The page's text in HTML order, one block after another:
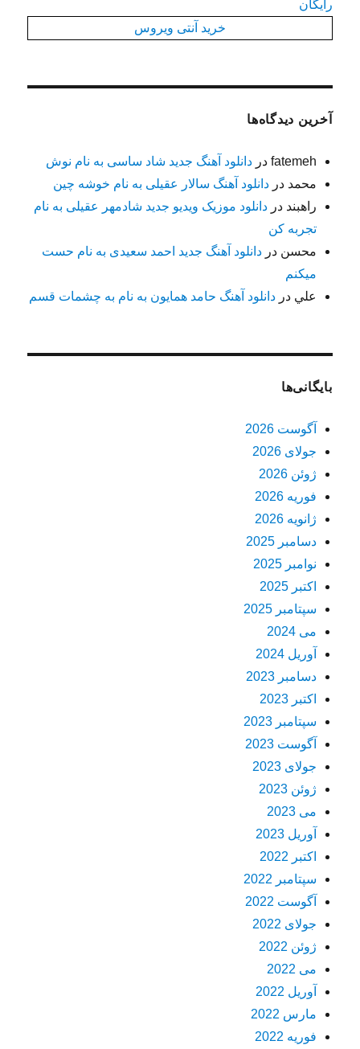
رایگان
خرید آنتی ویروس
آخرین دیدگاه‌ها
fatemeh دردانلود آهنگ جدید شاد ساسی به نام نوش
محمد دردانلود آهنگ سالار عقیلی به نام خوشه چین
راهبند دردانلود موزیک ویدیو جدید شادمهر عقیلی به نام
تجربه کن
محسن دردانلود آهنگ جدید احمد سعیدی به نام حست
میکنم
علي دردانلود آهنگ حامد همایون به نام به چشمات قسم
بایگانی‌ها
آگوست 2026
جولای 2026
ژوئن 2026
فوریه 2026
ژانویه 2026
دسامبر 2025
نوامبر 2025
اکتبر 2025
سپتامبر 2025
می 2024
آوریل 2024
دسامبر 2023
اکتبر 2023
سپتامبر 2023
آگوست 2023
جولای 2023
ژوئن 2023
می 2023
آوریل 2023
اکتبر 2022
سپتامبر 2022
آگوست 2022
جولای 2022
ژوئن 2022
می 2022
آوریل 2022
مارس 2022
فوریه 2022